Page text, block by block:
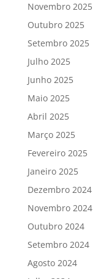
Novembro 2025
Outubro 2025
Setembro 2025
Julho 2025
Junho 2025
Maio 2025
Abril 2025
Março 2025
Fevereiro 2025
Janeiro 2025
Dezembro 2024
Novembro 2024
Outubro 2024
Setembro 2024
Agosto 2024